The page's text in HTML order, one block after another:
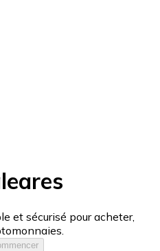
et sécurisé pour acheter,